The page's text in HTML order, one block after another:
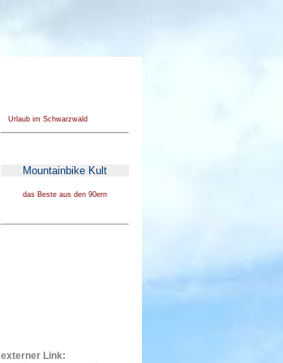
Urlaub im Schwarzwald
Mountainbike Kult
das Beste aus den 90ern
externer Link: